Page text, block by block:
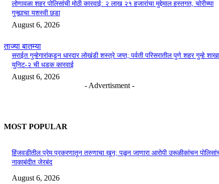
लोणावळा शहर पोलिसांची मोठी कारवाई: २ लाख २१ हजारांचा मुद्देमाल हस्तगत, चोरीच्या
गुन्ह्याचा यशस्वी छडा
August 6, 2026
ताज्या बातम्या
सराईत गुन्हेगारांकडून धारदार लोखंडी शस्त्रे जप्त; पर्वती परिसरातील पुणे शहर गुन्हे शाखा
युनिट-२ ची धडक कारवाई
August 6, 2026
- Advertisment -
MOST POPULAR
हिंजवडीतील प्रेम प्रकरणातून तरुणाचा खून; पळून जाणारा आरोपी उरूळीकांचन
नाकाबंदीत जेरबंद
August 6, 2026